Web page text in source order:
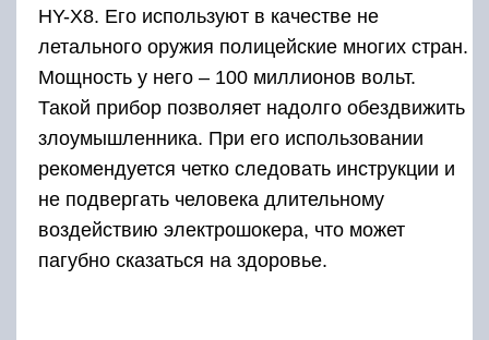
HY-X8. Его используют в качестве не
летального оружия полицейские многих стран.
Мощность у него – 100 миллионов вольт.
Такой прибор позволяет надолго обездвижить
злоумышленника. При его использовании
рекомендуется четко следовать инструкции и
не подвергать человека длительному
воздействию электрошокера, что может
пагубно сказаться на здоровье.